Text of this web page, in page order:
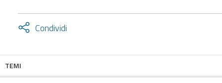
Condividi
Attiva
TEMI